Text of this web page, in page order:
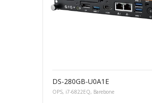
DS-280GB-U0A1E
OPS, i7-6822EQ, Barebone